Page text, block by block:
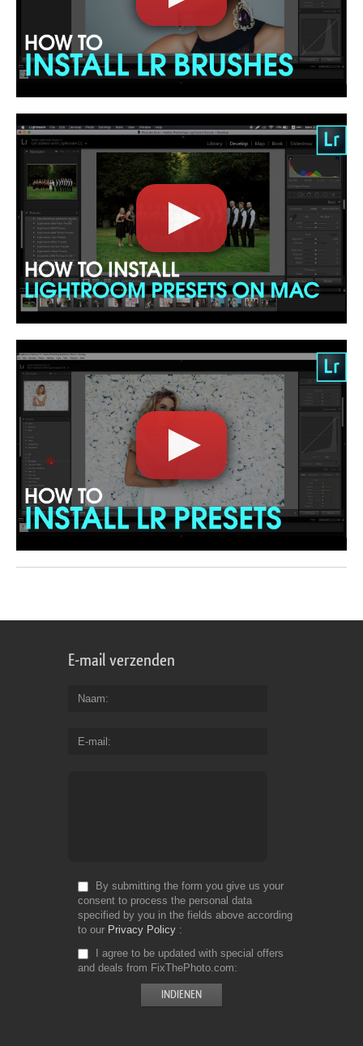
E-mail verzenden
Naam
E-mail
By submitting the form you give us your
consent to process the personal data
specified by you in the fields above according
to our Privacy Policy
I agree to be updated with special offers
and deals from FixThePhoto.com